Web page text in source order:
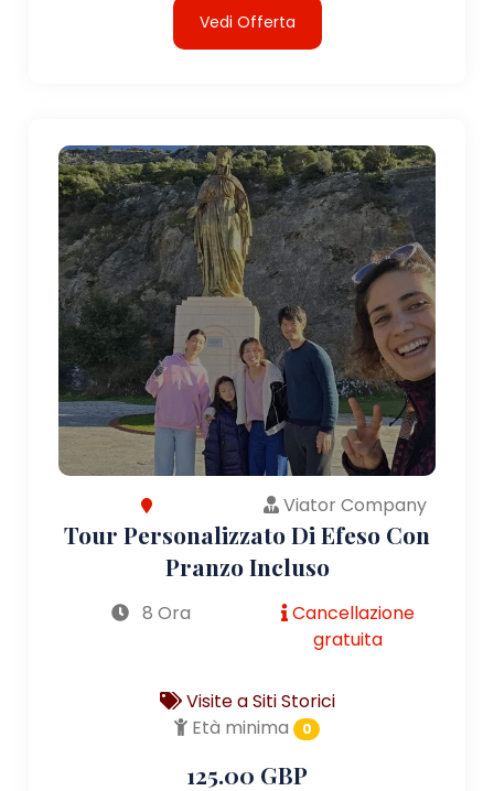
Vedi Offerta
Viator Company
Tour Personalizzato Di Efeso Con
Pranzo Incluso
8 Ora
Cancellazione
gratuita
Visite a Siti Storici
Età minima
0
125.00 GBP